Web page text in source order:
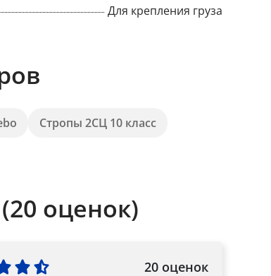
Для крепления груза
Стропы 2СЦ 10 класс
оценок)
20 оценок